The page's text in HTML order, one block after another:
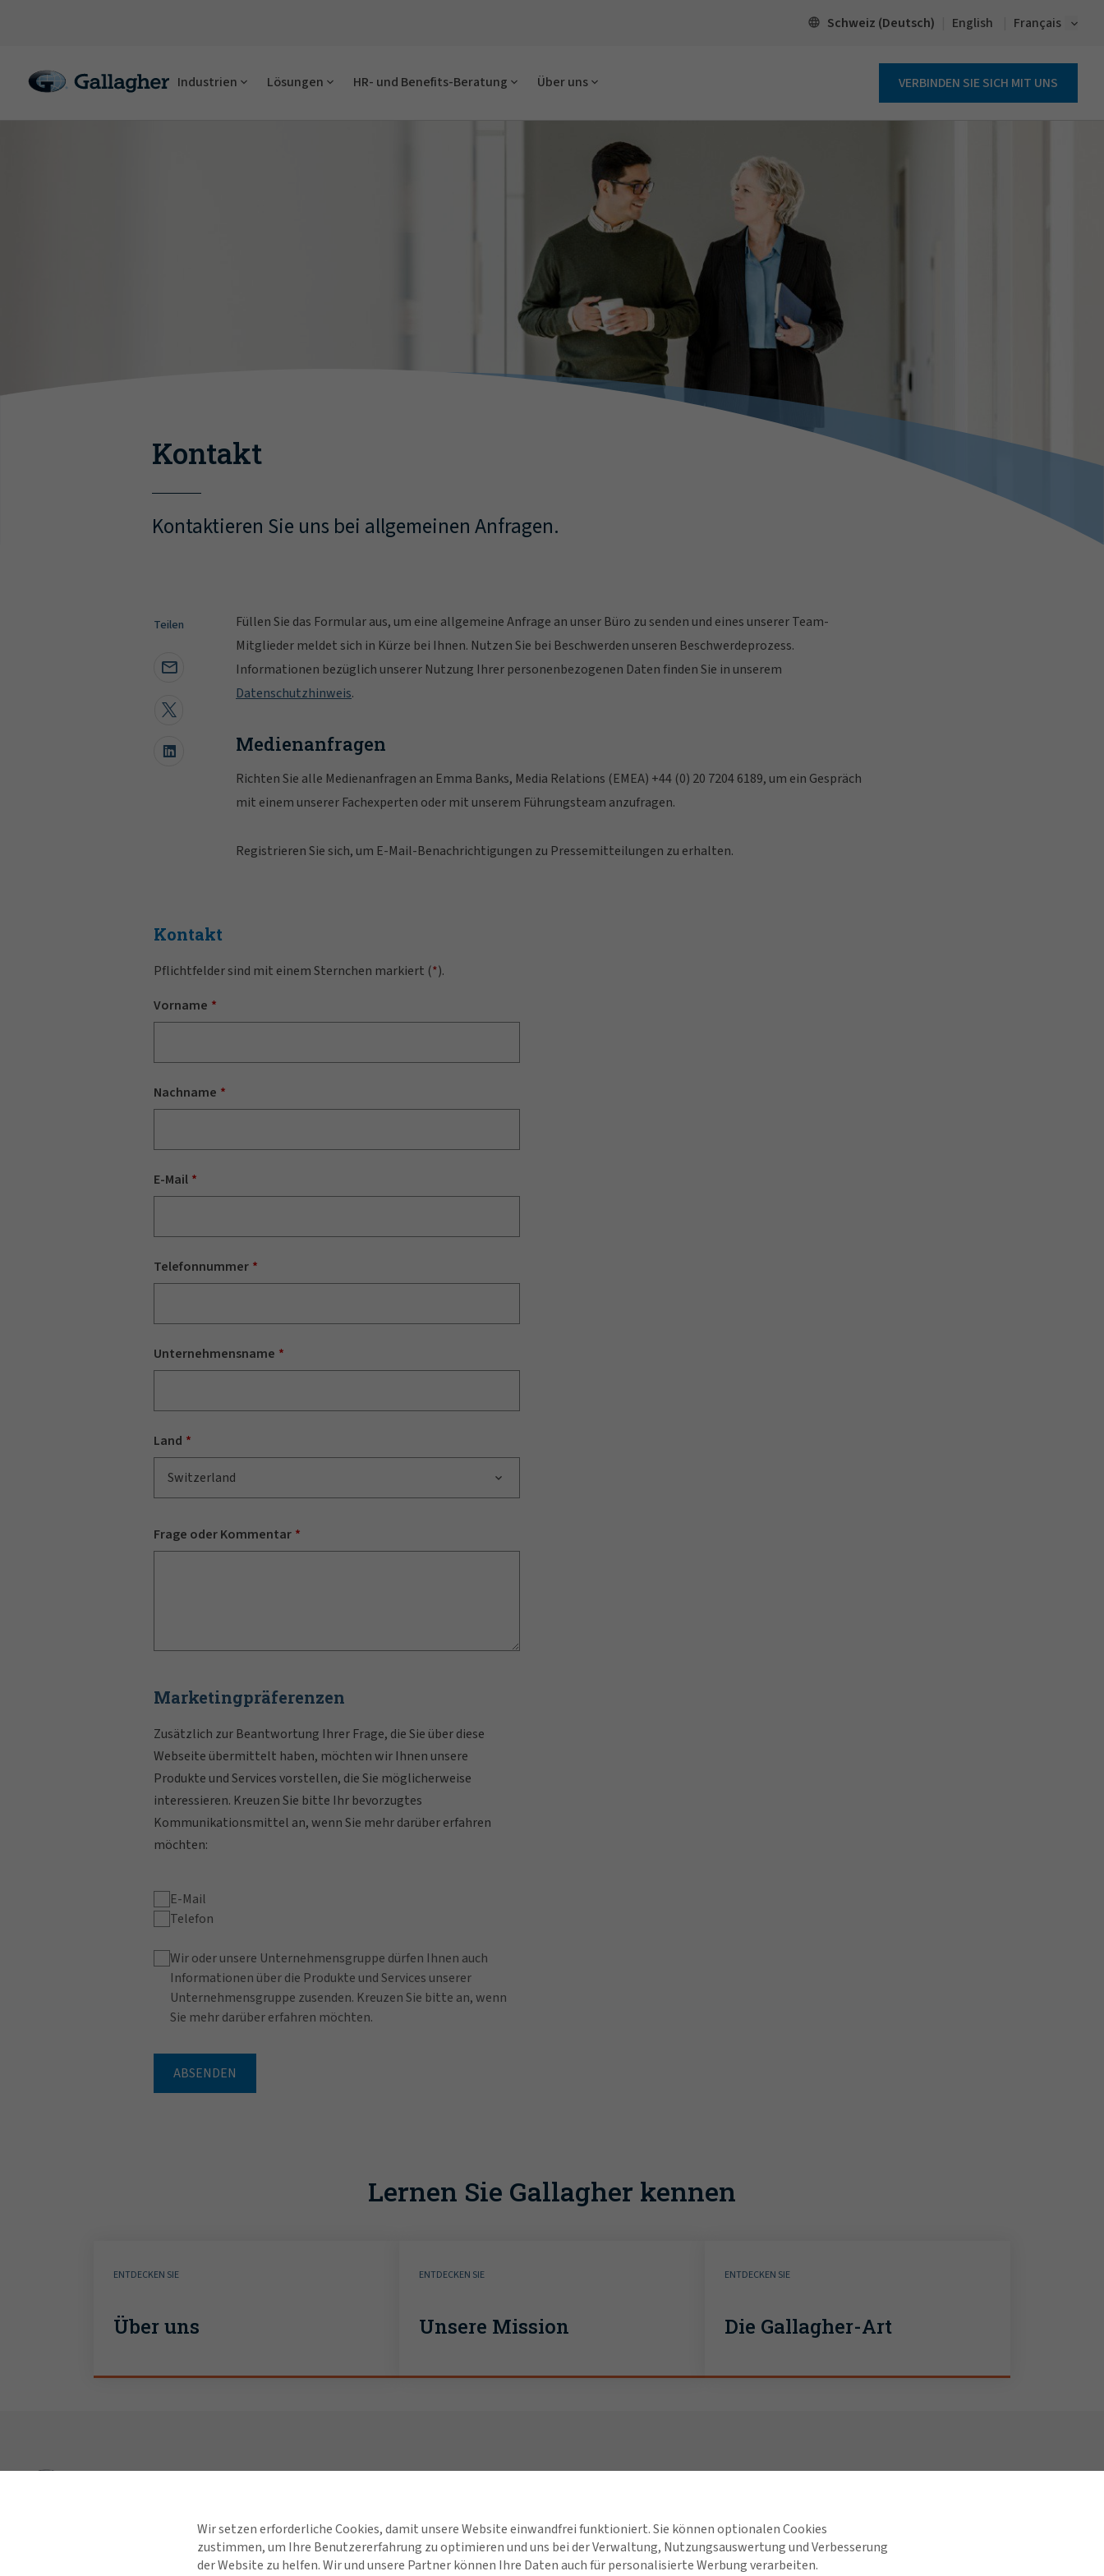
Schweiz (Deutsch) English Français Open
Industrien Lösungen HR- und Benefits-Beratung Über uns VERBINDEN SIE SICH MIT UNS
Kontakt
Kontaktieren Sie uns bei allgemeinen Anfragen.
Teilen
Füllen Sie das Formular aus, um eine allgemeine Anfrage an unser Büro zu senden und eines unserer Team-
Mitglieder meldet sich in Kürze bei Ihnen. Nutzen Sie bei Beschwerden unseren Beschwerdeprozess.
Informationen bezüglich unserer Nutzung Ihrer personenbezogenen Daten finden Sie in unserem
Datenschutzhinweis.
Medienanfragen
Richten Sie alle Medienanfragen an Emma Banks, Media Relations (EMEA) +44 (0) 20 7204 6189, um ein Gespräch
mit einem unserer Fachexperten oder mit unserem Führungsteam anzufragen.
Registrieren Sie sich, um E-Mail-Benachrichtigungen zu Pressemitteilungen zu erhalten.
Kontakt
Pflichtfelder sind mit einem Sternchen markiert (*).
Vorname
Nachname
E-Mail
Telefonnummer
Unternehmensname
Land
Switzerland
Frage oder Kommentar
Marketingpräferenzen
Zusätzlich zur Beantwortung Ihrer Frage, die Sie über diese
Webseite übermittelt haben, möchten wir Ihnen unsere
Produkte und Services vorstellen, die Sie möglicherweise
interessieren. Kreuzen Sie bitte Ihr bevorzugtes
Kommunikationsmittel an, wenn Sie mehr darüber erfahren
möchten:
E-Mail
Telefon
Wir oder unsere Unternehmensgruppe dürfen Ihnen auch
Informationen über die Produkte und Services unserer
Unternehmensgruppe zusenden. Kreuzen Sie bitte an, wenn
Sie mehr darüber erfahren möchten.
ABSENDEN
Lernen Sie Gallagher kennen
ENTDECKEN SIE
Über uns
ENTDECKEN SIE
Unsere Mission
ENTDECKEN SIE
Die Gallagher-Art
Industrien
Lösungen
Über Gallagher
Standorte
Karriere
Wir setzen erforderliche Cookies, damit unsere Website einwandfrei funktioniert. Sie können optionalen Cookies
zustimmen, um Ihre Benutzererfahrung zu optimieren und uns bei der Verwaltung, Nutzungsauswertung und Verbesserung
der Website zu helfen. Wir und unsere Partner können Ihre Daten auch für personalisierte Werbung verarbeiten.